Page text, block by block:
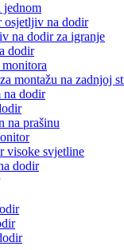
jednom
osjetljiv na dodir
na dodir za igranje
dodir
montažu na zadnjoj
na dodir
na prašinu
visoke svjetline
dodir